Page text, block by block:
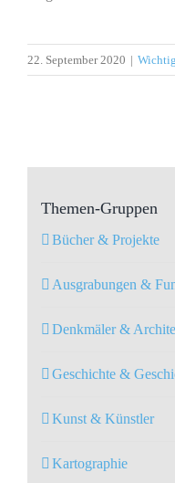
22. September 2020 |
Themen-Gruppen
Bücher & Projekte
Ausgrabungen &
Denkmäler &
Geschichte &
Kunst & Künstler
Kartographie